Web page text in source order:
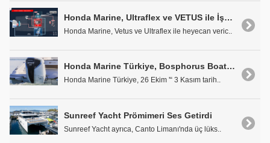
Honda Marine, Ultraflex ve VETUS ile İşbirliğini Duyurdu
Honda Marine, Vetus ve Ultraflex ile heyecan veric..
Honda Marine Türkiye, Bosphorus Boat Show'a Katılacak
Honda Marine Türkiye, 26 Ekim '“ 3 Kasım tarih..
Sunreef Yacht Prömimeri Ses Getirdi
Sunreef Yacht ayrıca, Canto Limanı'nda üç lüks..